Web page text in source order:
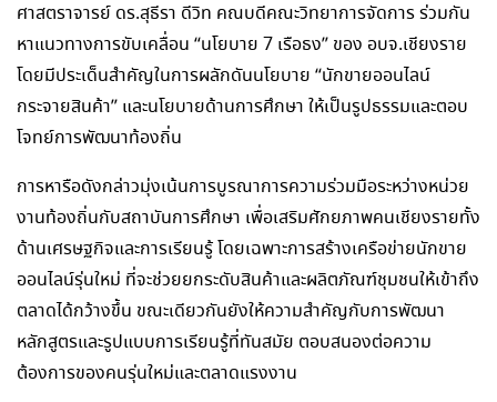
ศาสตราจารย์ ดร.สุธีรา ดีวิท คณบดีคณะวิทยาการจัดการ ร่วมกัน
หาแนวทางการขับเคลื่อน “นโยบาย 7 เรือธง” ของ อบจ.เชียงราย
โดยมีประเด็นสำคัญในการผลักดันนโยบาย “นักขายออนไลน์
กระจายสินค้า” และนโยบายด้านการศึกษา ให้เป็นรูปธรรมและตอบ
โจทย์การพัฒนาท้องถิ่น
การหารือดังกล่าวมุ่งเน้นการบูรณาการความร่วมมือระหว่างหน่วย
งานท้องถิ่นกับสถาบันการศึกษา เพื่อเสริมศักยภาพคนเชียงรายทั้ง
ด้านเศรษฐกิจและการเรียนรู้ โดยเฉพาะการสร้างเครือข่ายนักขาย
ออนไลน์รุ่นใหม่ ที่จะช่วยยกระดับสินค้าและผลิตภัณฑ์ชุมชนให้เข้าถึง
ตลาดได้กว้างขึ้น ขณะเดียวกันยังให้ความสำคัญกับการพัฒนา
หลักสูตรและรูปแบบการเรียนรู้ที่ทันสมัย ตอบสนองต่อความ
ต้องการของคนรุ่นใหม่และตลาดแรงงาน